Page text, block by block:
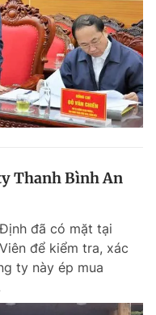
Thanh Bình An
đã có mặt tại
để kiểm tra, xác
ty này ép mua